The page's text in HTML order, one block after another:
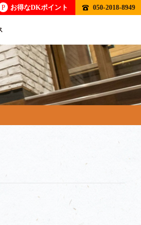
P お得なDKポイント 050-2018-8949